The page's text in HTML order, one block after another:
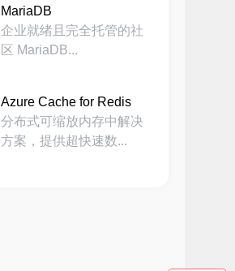
MariaDB
企业就绪且完全托管的社
区 MariaDB...
Azure Cache for Redis
分布式可缩放内存中解决
方案，提供超快速数...